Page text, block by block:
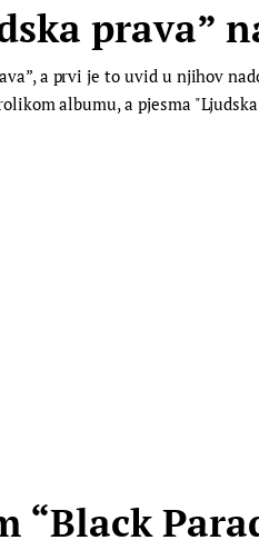
prava”
a prvi je to uvid u njihov
albumu, a pjesma
“Black